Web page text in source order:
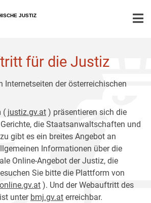
JUSTIZ
für die Justiz
Internetseiten der österreichischen
( justiz.gv.at ) präsentieren sich die
die Staatsanwaltschaften und
gibt es ein breites Angebot an
Informationen über die
Online-Angebot der Justiz, die
Sie bitte die Plattform von
). Und der Webauftritt des
unter bmj.gv.at erreichbar.